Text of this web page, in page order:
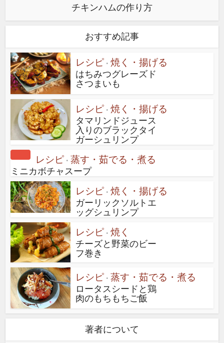
チキンハムの作り方
おすすめ記事
レシピ • 焼く・揚げる
はちみつグレーズド
さつまいも
レシピ • 焼く・揚げる
タマリンドジュース
入りのブラックタイ
ガーシュリンプ
レシピ • 蒸す・茹でる・煮る
ミニカボチャスープ
レシピ • 焼く・揚げる
ガーリックソルトエ
ッグシュリンプ
レシピ • 焼く
チーズと野菜のビー
フ巻き
レシピ • 蒸す・茹でる・煮る
ロータスシードと鶏
肉のもちもちご飯
著者について